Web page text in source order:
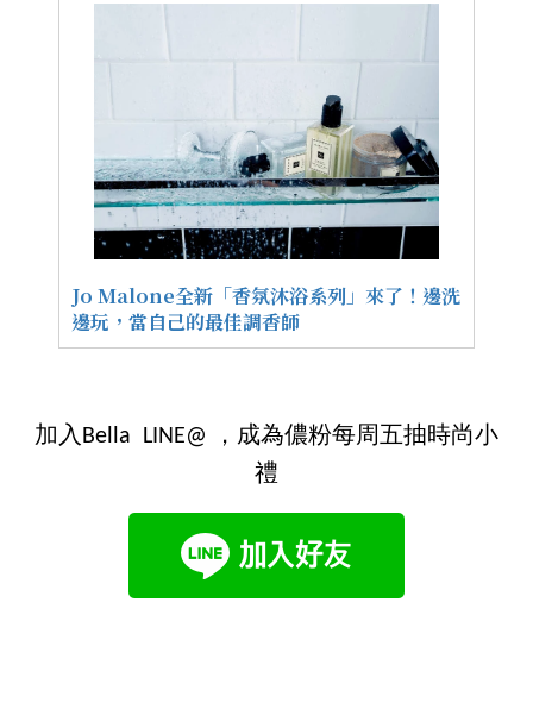
Jo Malone全新「香氛沐浴系列」來了！邊洗
邊玩，當自己的最佳調香師
加入Bella LINE@ ，成為儂粉每周五抽時尚小
禮